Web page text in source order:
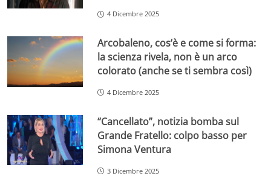
4 Dicembre 2025
Arcobaleno, cos’è e come si forma:
la scienza rivela, non è un arco
colorato (anche se ti sembra così)
4 Dicembre 2025
“Cancellato”, notizia bomba sul
Grande Fratello: colpo basso per
Simona Ventura
3 Dicembre 2025